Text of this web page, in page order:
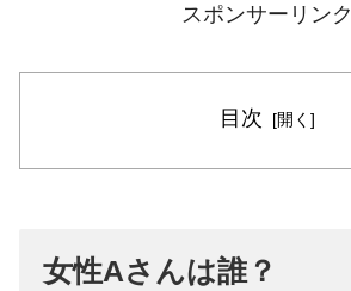
スポンサーリンク
目次
女性Aさんは誰？